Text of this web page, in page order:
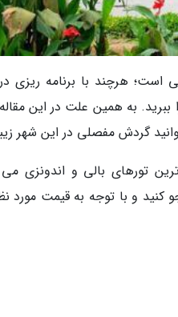
است؛ هرچند با برنامه
به همین علت در این
تورهای بالی و اندونزی
و با توجه به قیمت مورد